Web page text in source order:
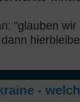
"glauben
-